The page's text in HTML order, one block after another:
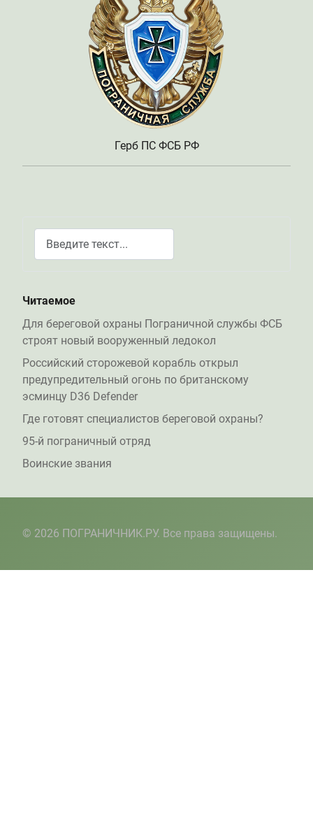
Читаемое
Для береговой охраны Пограничной службы ФСБ
строят новый вооруженный ледокол
Российский сторожевой корабль открыл
предупредительный огонь по британскому
эсминцу D36 Defender
Где готовят специалистов береговой охраны?
95-й пограничный отряд
Воинские звания
Герб ПС ФСБ РФ
© 2026 ПОГРАНИЧНИК.РУ. Все права защищены.